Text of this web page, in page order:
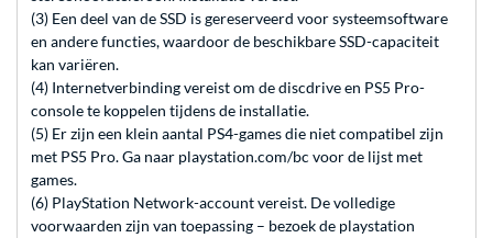
(3) Een deel van de SSD is gereserveerd voor systeemsoftware
en andere functies, waardoor de beschikbare SSD-capaciteit
kan variëren.
(4) Internetverbinding vereist om de discdrive en PS5 Pro-
console te koppelen tijdens de installatie.
(5) Er zijn een klein aantal PS4-games die niet compatibel zijn
met PS5 Pro. Ga naar playstation.com/bc voor de lijst met
games.
(6) PlayStation Network-account vereist. De volledige
voorwaarden zijn van toepassing – bezoek de playstation